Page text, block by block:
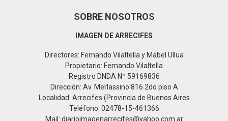
SOBRE NOSOTROS
IMAGEN DE ARRECIFES
Directores: Fernando Vilaltella y Mabel Ullua
Propietario: Fernando Vilaltella
Registro DNDA Nº 59169836
Dirección: Av. Merlassino 816 2do piso A
Localidad: Arrecifes (Provincia de Buenos Aires
Teléfono: 02478-15-461366
Mail: diarioimagenarrecifes@yahoo.com.ar